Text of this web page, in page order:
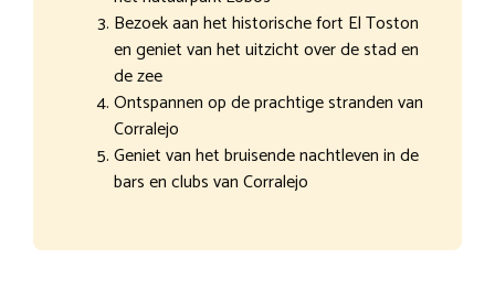
Bezoek aan het historische fort El Toston
en geniet van het uitzicht over de stad en
de zee
Ontspannen op de prachtige stranden van
Corralejo
Geniet van het bruisende nachtleven in de
bars en clubs van Corralejo